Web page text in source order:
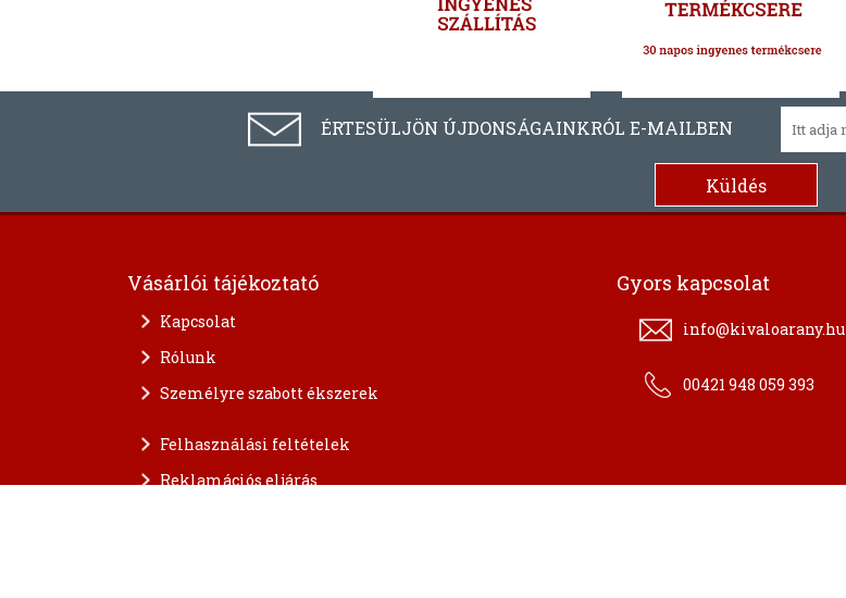
ÉRTESÜLJÖN ÚJDONSÁGAINKRÓL E-MAILBEN
Vásárlói tájékoztató
Kapcsolat
Rólunk
Személyre szabott ékszerek
Felhasználási feltételek
Reklamációs eljárás
Gyors kapcsolat
info@kivaloarany.hu
00421 948 059 393